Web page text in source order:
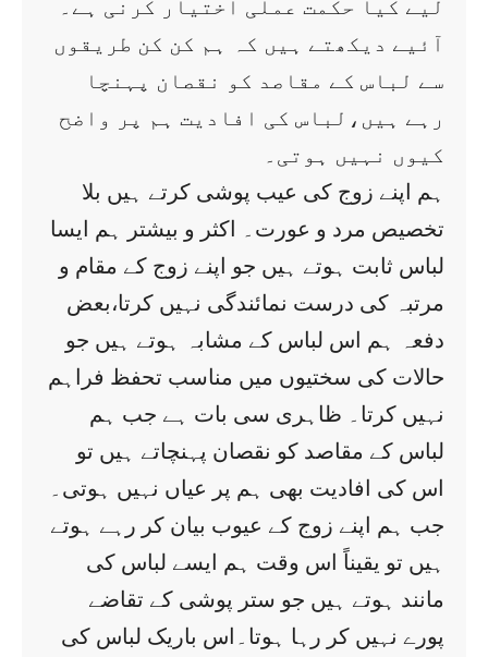
لیے کیا حکمت عملی اختیار کرنی ہے۔
آئیے دیکھتے ہیں کہ ہم کن کن طریقوں
سے لباس کے مقاصد کو نقصان پہنچا
رہے ہیں،لباس کی افادیت ہم پر واضح
کیوں نہیں ہوتی۔
ہم اپنے زوج کی عیب پوشی کرتے ہیں بلا
تخصیص مرد و عورت۔ اکثر و بیشتر ہم ایسا
لباس ثابت ہوتے ہیں جو اپنے زوج کے مقام و
مرتبہ کی درست نمائندگی نہیں کرتا،بعض
دفعہ ہم اس لباس کے مشابہ ہوتے ہیں جو
حالات کی سختیوں میں مناسب تحفظ فراہم
نہیں کرتا۔ ظاہری سی بات ہے جب ہم
لباس کے مقاصد کو نقصان پہنچاتے ہیں تو
اس کی افادیت بھی ہم پر عیاں نہیں ہوتی۔
جب ہم اپنے زوج کے عیوب بیان کر رہے ہوتے
ہیں تو یقیناً اس وقت ہم ایسے لباس کی
مانند ہوتے ہیں جو ستر پوشی کے تقاضے
پورے نہیں کر رہا ہوتا۔اس باریک لباس کی